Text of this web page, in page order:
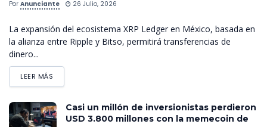
Por Anunciante 26 Julio, 2026
La expansión del ecosistema XRP Ledger en México, basada en
la alianza entre Ripple y Bitso, permitirá transferencias de
dinero...
LEER MÁS
Casi un millón de inversionistas perdieron
USD 3.800 millones con la memecoin de